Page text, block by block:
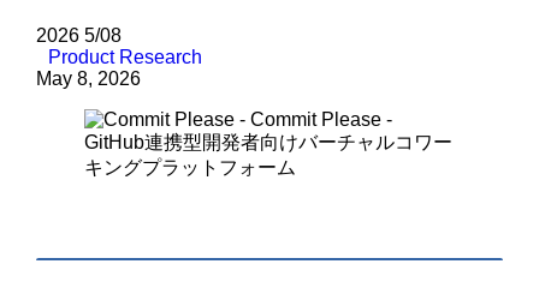
2026 5/08
Product Research
May 8, 2026